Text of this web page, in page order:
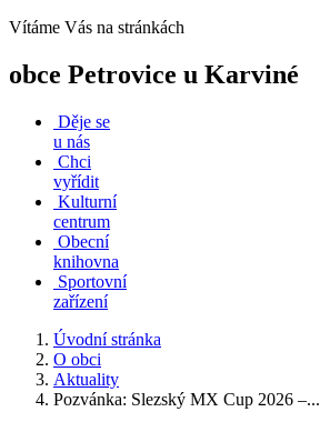
Vítáme Vás na stránkách
obce Petrovice u Karviné
Děje se
u nás
Chci
vyřídit
Kulturní
centrum
Obecní
knihovna
Sportovní
zařízení
Úvodní stránka
O obci
Aktuality
Pozvánka: Slezský MX Cup 2026 –...